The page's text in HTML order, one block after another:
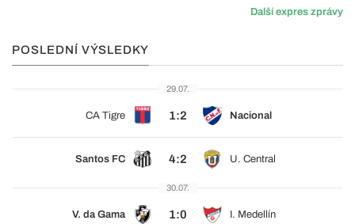
Další expres zprávy
POSLEDNÍ VÝSLEDKY
29.07.
CA Tigre 1:2 Nacional
Santos FC 4:2 U. Central
30.07.
V. da Gama 1:0 I. Medellín